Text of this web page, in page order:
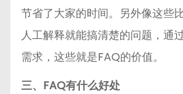
节省了大家的时间。另外像这些
人工解释就能搞清楚的问题，通
需求，这些就是FAQ的价值。
三、FAQ有什么好处